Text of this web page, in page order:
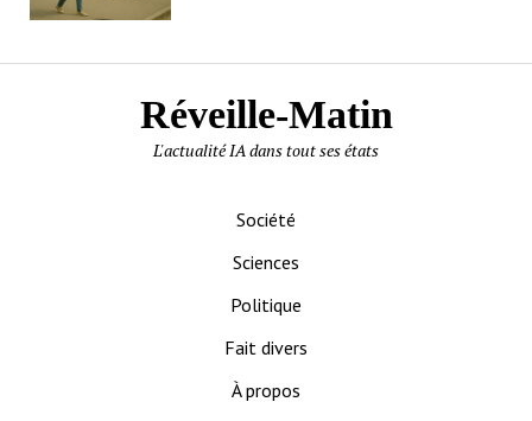
Réveille-Matin
L'actualité IA dans tout ses états
Société
Sciences
Politique
Fait divers
À propos